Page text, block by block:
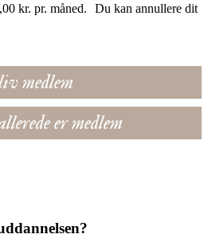
kr. pr. måned. Du kan annullere dit
medlem
er medlem